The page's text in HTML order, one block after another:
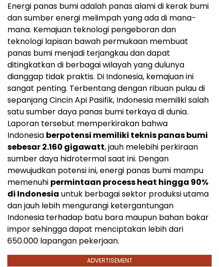
Energi panas bumi adalah panas alami di kerak bumi
dan sumber energi melimpah yang ada di mana-
mana. Kemajuan teknologi pengeboran dan
teknologi lapisan bawah permukaan membuat
panas bumi menjadi terjangkau dan dapat
ditingkatkan di berbagai wilayah yang dulunya
dianggap tidak praktis. Di Indonesia, kemajuan ini
sangat penting. Terbentang dengan ribuan pulau di
sepanjang Cincin Api Pasifik, Indonesia memiliki salah
satu sumber daya panas bumi terkaya di dunia.
Laporan tersebut memperkirakan bahwa
Indonesia berpotensi memiliki teknis panas bumi
sebesar 2.160 gigawatt, jauh melebihi perkiraan
sumber daya hidrotermal saat ini. Dengan
mewujudkan potensi ini, energi panas bumi mampu
memenuhi permintaan process heat hingga 90%
di Indonesia untuk berbagai sektor produksi utama
dan jauh lebih mengurangi ketergantungan
Indonesia terhadap batu bara maupun bahan bakar
impor sehingga dapat menciptakan lebih dari
650.000 lapangan pekerjaan.
ADVERTISEMENT